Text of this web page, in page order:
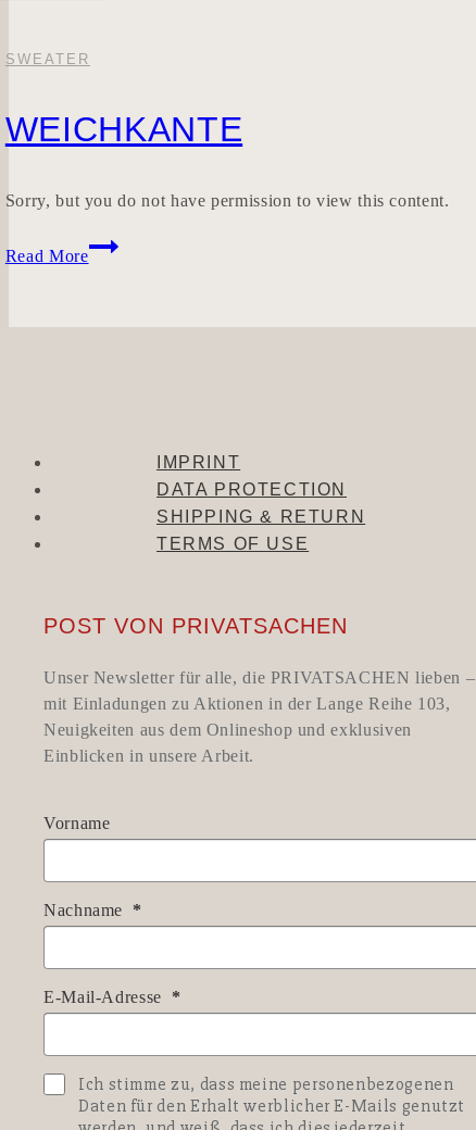
SWEATER
WEICHKANTE
Sorry, but you do not have permission to view this content.
Read More
WEICHKANTE
IMPRINT
DATA PROTECTION
SHIPPING & RETURN
TERMS OF USE
POST VON PRIVATSACHEN
Unser Newsletter für alle, die PRIVATSACHEN lieben –
mit Einladungen zu Aktionen in der Lange Reihe 103,
Neuigkeiten aus dem Onlineshop und exklusiven
Einblicken in unsere Arbeit.
Vorname
Nachname
E-Mail-Adresse
Ich stimme zu, dass meine personenbezogenen
Daten für den Erhalt werblicher E-Mails genutzt